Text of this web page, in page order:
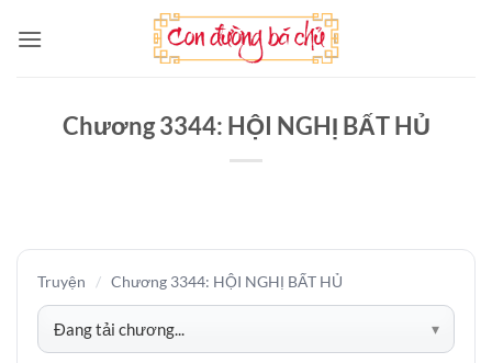
qua
Chương 3344: HỘI NGHỊ BẤT HỦ
Truyện / Chương 3344: HỘI NGHỊ BẤT HỦ